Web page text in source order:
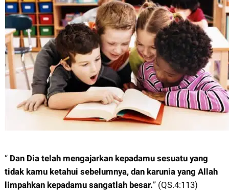
“Dan Dia telah mengajarkan kepadamu sesuatu yang
tidak kamu ketahui sebelumnya, dan karunia yang Allah
limpahkan kepadamu sangatlah besar.” (QS.4:113)